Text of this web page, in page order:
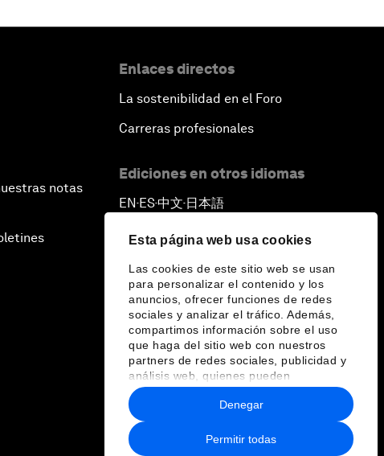
Esta página web usa cookies
Las cookies de este sitio web se usan
para personalizar el contenido y los
anuncios, ofrecer funciones de redes
sociales y analizar el tráfico. Además,
compartimos información sobre el uso
que haga del sitio web con nuestros
partners de redes sociales, publicidad y
análisis web, quienes pueden
combinarla con otra información que les
haya proporcionado o que hayan
recopilado a partir del uso que haya
hecho de sus servicios.
Permitir todas
Denegar
notas
Enlaces directos
La sostenibilidad en el Foro
Carreras profesionales
Ediciones en otros idiomas
EN ▪ES▪中文▪ 日本語